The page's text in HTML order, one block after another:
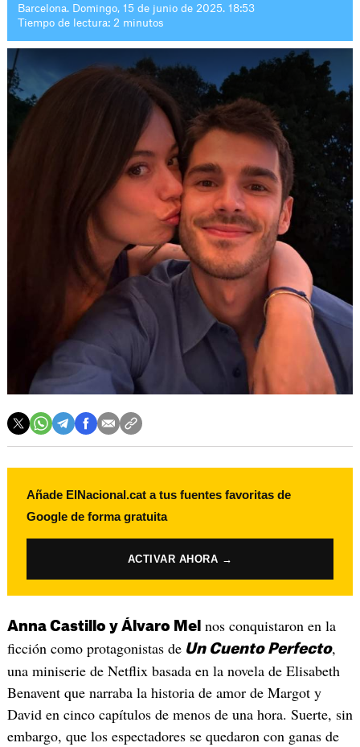
Barcelona. Domingo, 15 de junio de 2025. 18:53
Tiempo de lectura: 2 minutos
Añade ElNacional.cat a tus fuentes favoritas de
Google de forma gratuita
ACTIVAR AHORA →
Anna Castillo y Álvaro Mel nos conquistaron en la
ficción como protagonistas de Un Cuento Perfecto,
una miniserie de Netflix basada en la novela de Elisabeth
Benavent que narraba la historia de amor de Margot y
David en cinco capítulos de menos de una hora. Suerte, sin
embargo, que los espectadores se quedaron con ganas de